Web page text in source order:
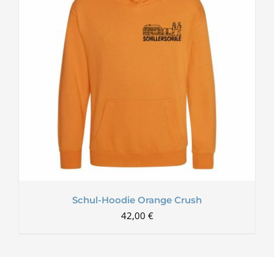
Schul-Hoodie Orange Crush
42,00 €